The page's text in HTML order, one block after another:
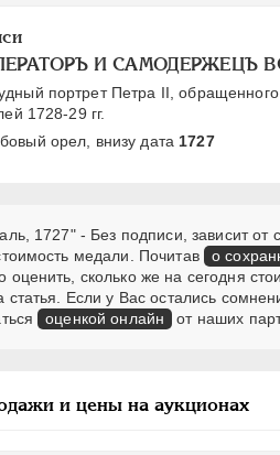
И САМОДЕРЖЕЦЪ
портрет Петра II,
1728-29 гг.
орел, внизу дата 1727
1727" - Без подписи, зависит
медали. Почитав о
сколько же на сегодня
статья. Если у Вас остались
оценкой онлайн от наших
и цены на аукционах